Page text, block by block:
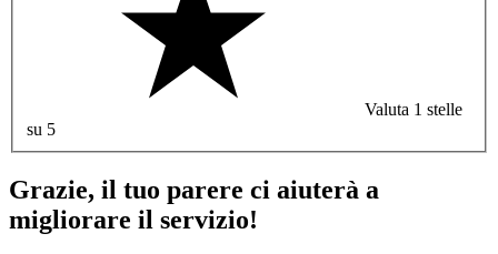
Valuta 1 stelle
su 5
Grazie, il tuo parere ci aiuterà a
migliorare il servizio!